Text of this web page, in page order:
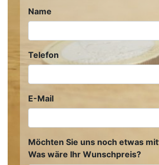
Name
Telefon
E-Mail
Möchten Sie uns noch etwas
Was wäre Ihr Wunschpreis?